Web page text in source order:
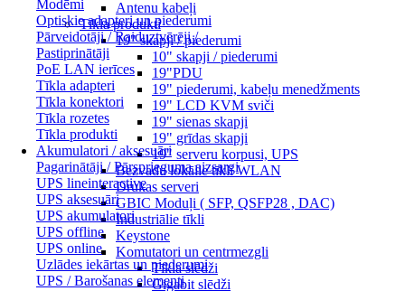
Modēmi
Optiskie adapteri un piederumi
Pārveidotāji / Raiduztvērēji /
Pastiprinātāji
PoE LAN ierīces
Tīkla adapteri
Tīkla konektori
Tīkla rozetes
Tīkla produkti
Akumulatori / aksesuāri
Pagarinātāji / Pārsprieguma aizsargi
UPS lineinteractive
UPS aksesuāri
UPS akumulatori
UPS offline
UPS online
Uzlādes iekārtas un piederumi
UPS / Barošanas elementi
Antenu kabeļi
Tīkla produkti
19" skapji / piederumi
10" skapji / piederumi
19"PDU
19" piederumi, kabeļu menedžments
19" LCD KVM sviči
19" sienas skapji
19" grīdas skapji
19" serveru korpusi, UPS
Bezvadu lokālie tīkli WLAN
Drukas serveri
GBIC Moduļi ( SFP, QSFP28 , DAC)
Industriālie tīkli
Keystone
Komutatori un centrmezgli
Tīkla slēdži
Gigabit slēdži